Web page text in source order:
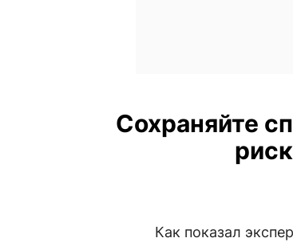
Сохраняйте
Как показал